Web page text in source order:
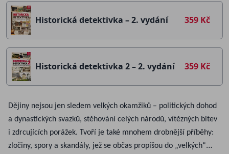
Historická detektivka – 2. vydání 359 Kč
Historická detektivka 2 – 2. vydání 359 Kč
Dějiny nejsou jen sledem velkých okamžiků – politických dohod
a dynastických svazků, stěhování celých národů, vítězných bitev
i zdrcujících porážek. Tvoří je také mnohem drobnější příběhy:
zločiny, spory a skandály, jež se občas propíšou do „velkých“